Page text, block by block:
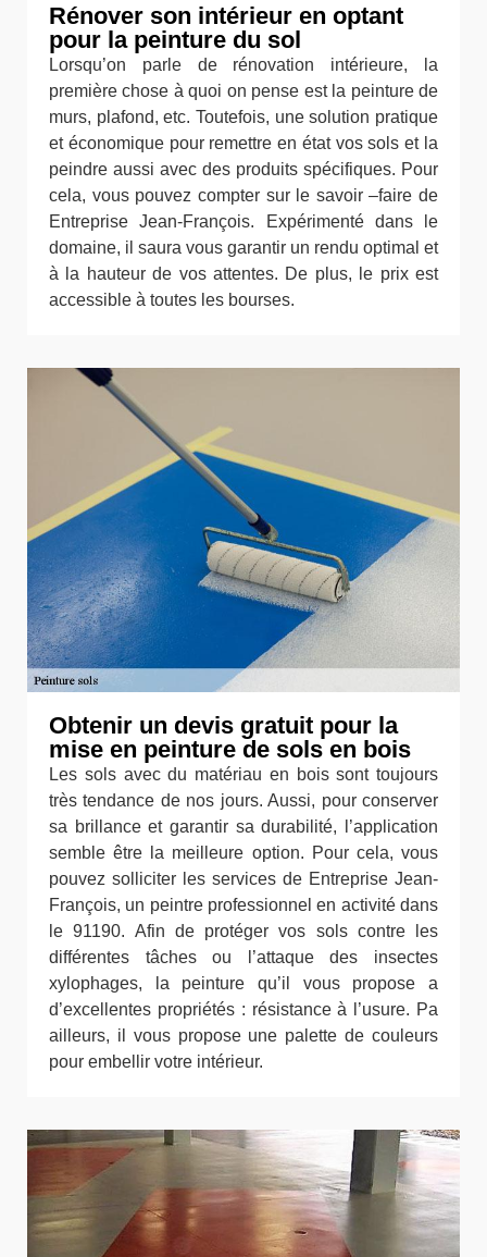
Rénover son intérieur en optant
pour la peinture du sol
Lorsqu’on parle de rénovation intérieure, la
première chose à quoi on pense est la peinture de
murs, plafond, etc. Toutefois, une solution pratique
et économique pour remettre en état vos sols et la
peindre aussi avec des produits spécifiques. Pour
cela, vous pouvez compter sur le savoir –faire de
Entreprise Jean-François. Expérimenté dans le
domaine, il saura vous garantir un rendu optimal et
à la hauteur de vos attentes. De plus, le prix est
accessible à toutes les bourses.
Obtenir un devis gratuit pour la
mise en peinture de sols en bois
Les sols avec du matériau en bois sont toujours
très tendance de nos jours. Aussi, pour conserver
sa brillance et garantir sa durabilité, l’application
semble être la meilleure option. Pour cela, vous
pouvez solliciter les services de Entreprise Jean-
François, un peintre professionnel en activité dans
le 91190. Afin de protéger vos sols contre les
différentes tâches ou l’attaque des insectes
xylophages, la peinture qu’il vous propose a
d’excellentes propriétés : résistance à l’usure. Pa
ailleurs, il vous propose une palette de couleurs
pour embellir votre intérieur.